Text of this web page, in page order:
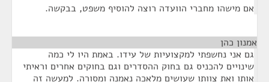
אם מישהו מחברי הוועדה רוצה להוסיף משפט, בבקשה.
אמנון כהן
גם אני נחשפתי למקצועיות של עידו. באמת היו לי כמה
שינויים להכניס גם בחוק ההסדרים וגם בחוקים אחרים וראיתי
אותו ואת צוותו שעושים מלאכה נאמנה ומסורה. למעשה זה